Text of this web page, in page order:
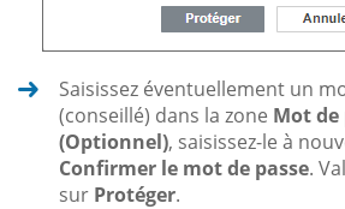
Saisissez éventuellement un
(conseillé) dans la zone Mot de
(Optionnel), saisissez-le à
Confirmer le mot de passe.
sur Protéger.